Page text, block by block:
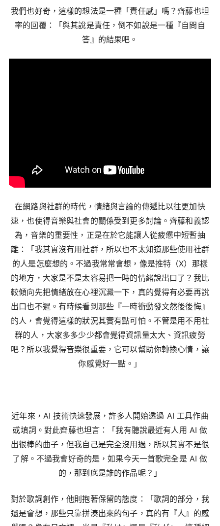
我們也好奇，這樣的想法是一種「責任感」嗎？齊藤也坦
率的回覆：「與其說是責任，倒不如說是一種『自問自
答』的結果吧。
在網路與社群的時代，情緒與言論的傳遞比以往更加快
速，也使得音樂與社會的關係受到更多討論。齊藤和義認
為，音樂的重要性，正是在於它能讓人從疲憊中短暫抽
離：「我其實沒有用社群，所以也不太知道那些使用社群
的人是怎麼想的。不過我常常會想，像是推特（X）那樣
的地方，大家是不是太容易把一時的情緒說出口了？我比
較傾向先把情緒放在心裡沉澱一下，真的覺得有必要再說
出口也不遲。有時候看到那些『一時衝動發文然後後悔』
的人，會覺得這樣的狀況其實有點可怕。不管是用不用社
群的人，大家多多少少都會覺得資訊量太大、資訊疲勞
吧？所以我覺得音樂很重要，它可以幫助你轉換心情，讓
你感覺好一點。」
近年來，AI 技術快速發展，許多人開始透過 AI 工具作曲
或填詞。對此齊藤也坦言：「我有聽說最近有人用 AI 做
出很棒的曲子，但我自己是完全沒用過，所以其實不是很
了解。不過我會好奇的是，如果今天一首歌完全是 AI 做
的，那到底是誰的作品呢？」
對於歌詞創作，他則抱著保留的態度：「歌詞的部分，我
還是會想，那些只靠拼湊出來的句子，真的有『人』的感